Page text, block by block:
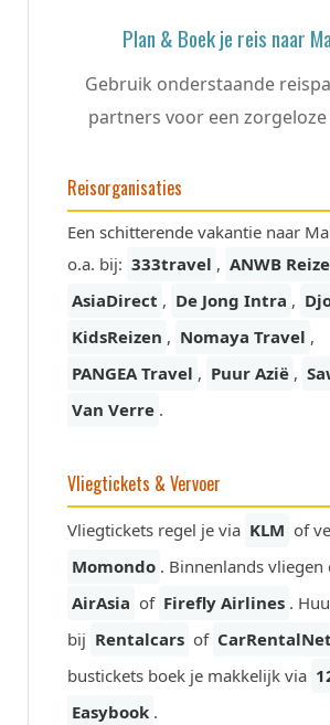
Plan & Boek je reis naar
Gebruik onderstaande
partners voor een
Reisorganisaties
Een schitterende vakantie naar
o.a. bij: 333travel , ANWB
AsiaDirect , De Jong Intra ,
KidsReizen , Nomaya Travel ,
PANGEA Travel , Puur Azië ,
Van Verre .
Vliegtickets & Vervoer
Vliegtickets regel je via KLM of
Momondo . Binnenlands vliegen
AirAsia of Firefly Airlines .
bij Rentalcars of CarRentalNet
bustickets boek je makkelijk via
Easybook .